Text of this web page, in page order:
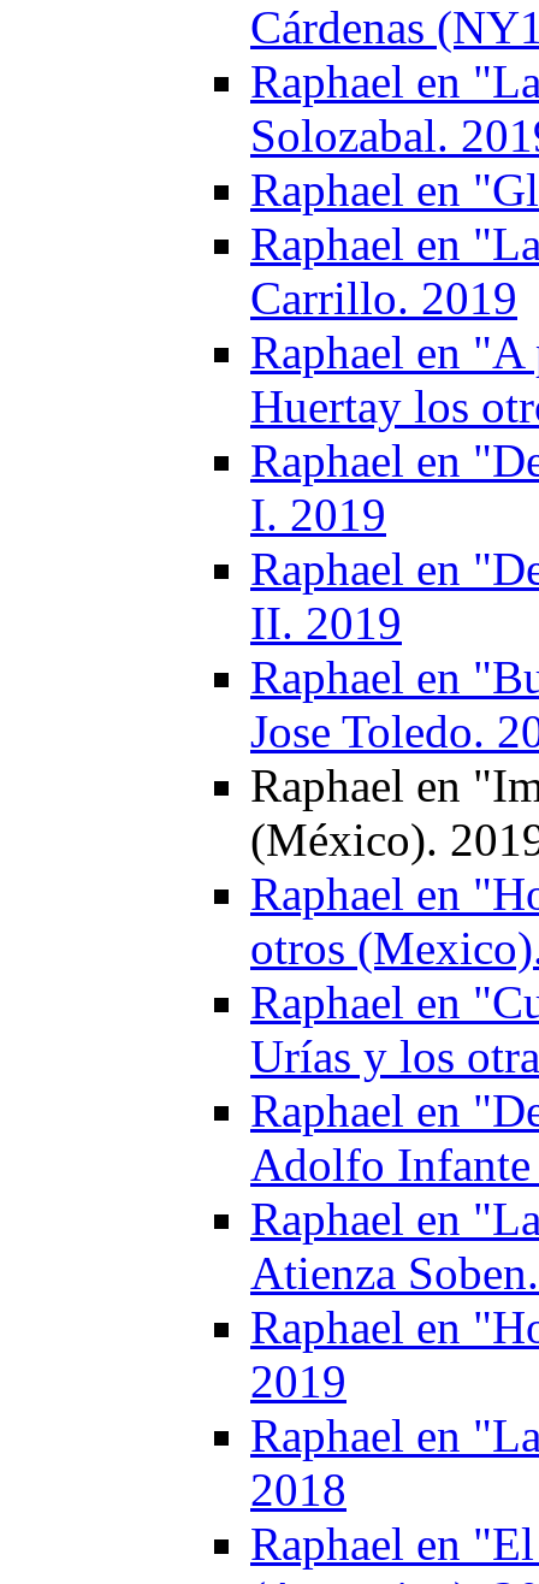
Cárdenas
Raphael en
Solozabal.
Raphael en
Raphael en
Carrillo. 2019
Raphael en
Huertay los
Raphael en
I. 2019
Raphael en
II. 2019
Raphael en
Jose Toledo.
Raphael en
(México).
Raphael en
otros
Raphael en
Urías y los
Raphael en
Adolfo
Raphael en
Atienza
Raphael en
2019
Raphael en
2018
Raphael en